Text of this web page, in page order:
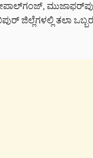
ಜಿಲ್ಲೆಗಳಲ್ಲಿ ತಲಾ